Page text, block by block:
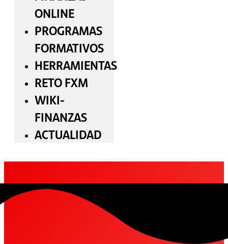
ONLINE
PROGRAMAS
FORMATIVOS
HERRAMIENTAS
RETO FXM
WIKI-
FINANZAS
ACTUALIDAD